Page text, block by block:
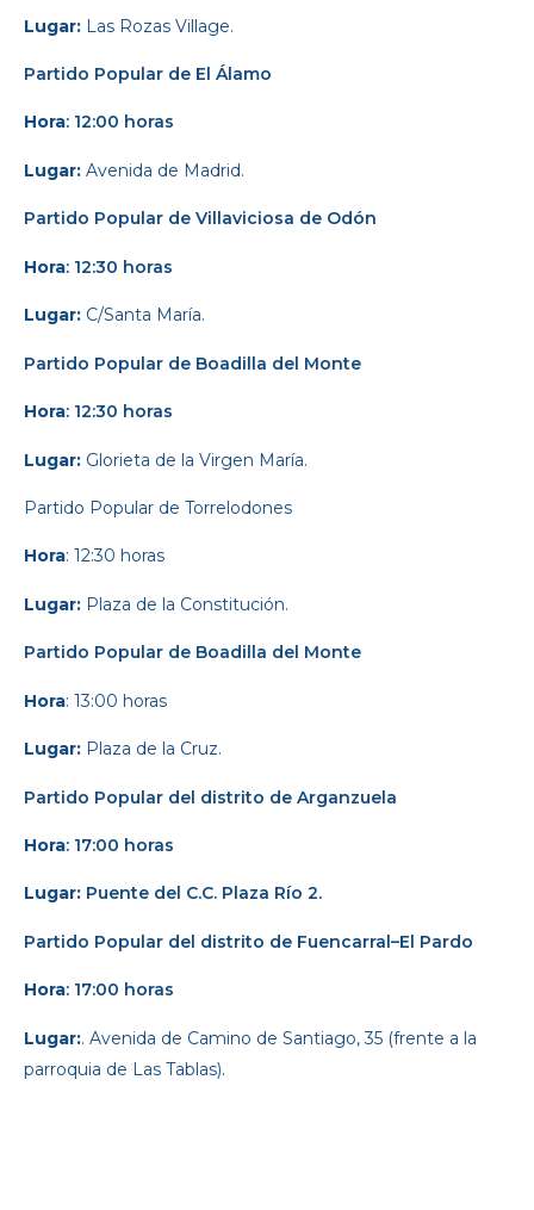
Lugar: Las Rozas Village.
Partido Popular de El Álamo
Hora: 12:00 horas
Lugar: Avenida de Madrid.
Partido Popular de Villaviciosa de Odón
Hora: 12:30 horas
Lugar: C/Santa María.
Partido Popular de Boadilla del Monte
Hora: 12:30 horas
Lugar: Glorieta de la Virgen María.
Partido Popular de Torrelodones
Hora: 12:30 horas
Lugar: Plaza de la Constitución.
Partido Popular de Boadilla del Monte
Hora: 13:00 horas
Lugar: Plaza de la Cruz.
Partido Popular del distrito de Arganzuela
Hora: 17:00 horas
Lugar: Puente del C.C. Plaza Río 2.
Partido Popular del distrito de Fuencarral–El Pardo
Hora: 17:00 horas
Lugar:. Avenida de Camino de Santiago, 35 (frente a la
parroquia de Las Tablas).